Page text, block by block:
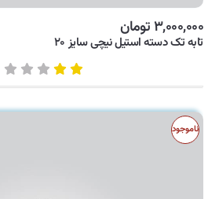
۳,۰۰۰,۰۰۰ تومان
تابه تک دسته استیل نیچی سایز ۲۰
ناموجود